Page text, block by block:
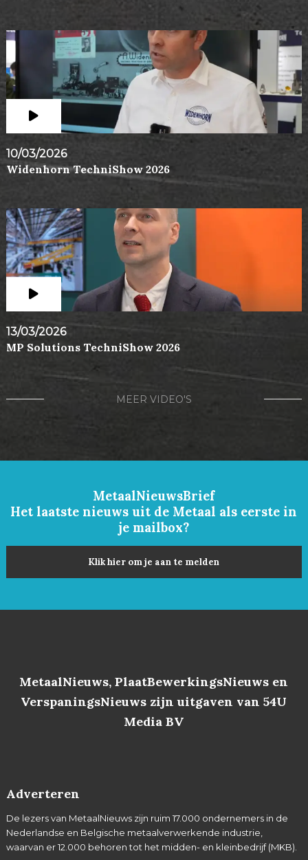
10/03/2026
Widenhorn TechniShow 2026
13/03/2026
MP Solutions TechniShow 2026
MEER VIDEO'S
MetaalNieuwsBrief
Het laatste nieuws uit de Metaal als eerste in
je mailbox?
Klik hier om je aan te melden
MetaalNieuws, PlaatBewerkingsNieuws en
VerspaningsNieuws zijn uitgaven van 54U
Media BV
Adverteren
De lezers van MetaalNieuws zijn ruim 17.000 ondernemers in de
Nederlandse en Belgische metaalverwerkende industrie,
waarvan er 12.000 behoren tot het midden- en kleinbedrijf (MKB).